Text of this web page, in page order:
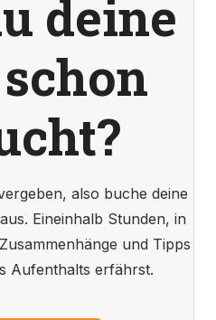
deine
also buche deine
Eineinhalb Stunden, in
und Tipps
Aufenthalts erfährst.